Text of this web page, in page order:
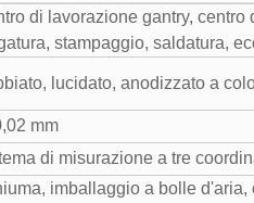
di lavorazione gantry, centro
stampaggio, saldatura,
lucidato, anodizzato a
mm
di misurazione a tre
imballaggio a bolle